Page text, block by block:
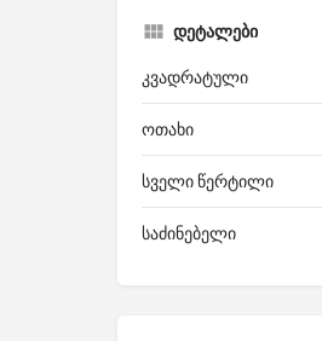
დეტალები
კვადრატული
ოთახი
სველი წერტილი
საძინებელი